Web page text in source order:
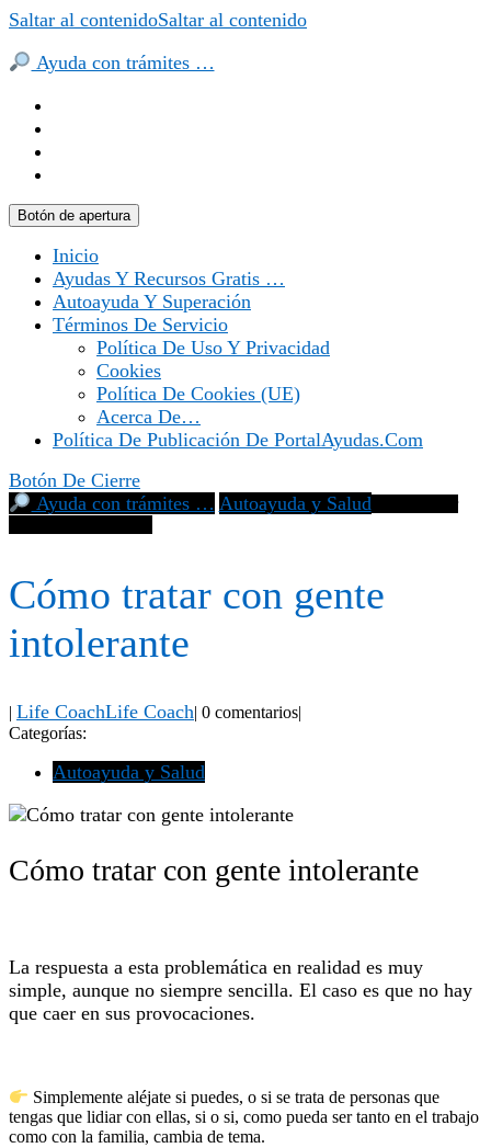
Saltar al contenidoSaltar al contenido
Ayuda con trámites …
Botón de apertura
Inicio
Ayudas Y Recursos Gratis …
Autoayuda Y Superación
Términos De Servicio
Política De Uso Y Privacidad
Cookies
Política De Cookies (UE)
Acerca De…
Política De Publicación De PortalAyudas.com
Botón De Cierre
Ayuda con trámites … Autoayuda y SaludCómo tratar
Cómo tratar con gente
intolerante
Life CoachLife Coach 0 comentarios
Categorías:
Autoayuda y Salud
Cómo tratar con gente intolerante
La respuesta a esta problemática en realidad es muy
simple, aunque no siempre sencilla. El caso es que no hay
que caer en sus provocaciones.
Simplemente aléjate si puedes, o si se trata de personas que
tengas que lidiar con ellas, si o si, como pueda ser tanto en el trabajo
como con la familia, cambia de tema.